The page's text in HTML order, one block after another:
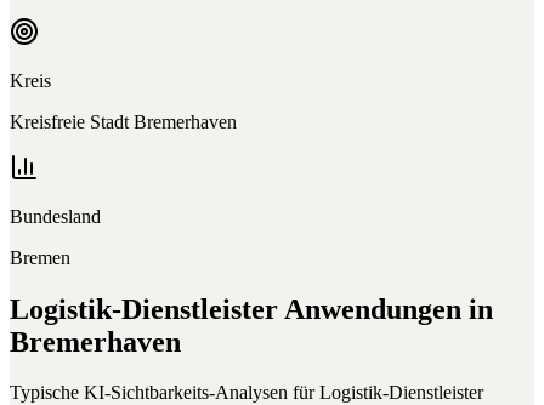
Kreis
Kreisfreie Stadt Bremerhaven
Bundesland
Bremen
Logistik-Dienstleister Anwendungen in
Bremerhaven
Typische KI-Sichtbarkeits-Analysen fürLogistik-Dienstleister